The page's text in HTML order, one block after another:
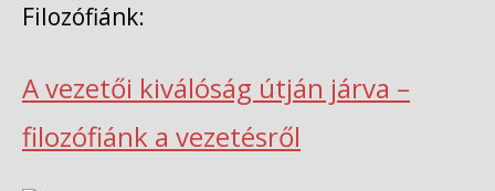
Filozófiánk:
A vezetői kiválóság útján járva –
filozófiánk a vezetésről